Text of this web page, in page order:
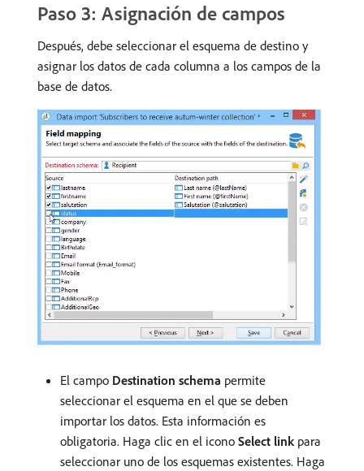
Paso 3: Asignación de campos
Después, debe seleccionar el esquema de destino y
asignar los datos de cada columna a los campos de la
base de datos.
El campo Destination schema permite
seleccionar el esquema en el que se deben
importar los datos. Esta información es
obligatoria. Haga clic en el icono Select linkpara
seleccionar uno de los esquemas existentes. Haga